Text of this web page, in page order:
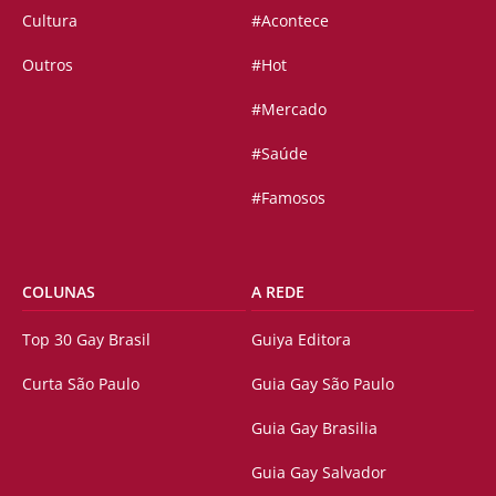
Cultura
Outros
#Acontece
#Hot
#Mercado
#Saúde
#Famosos
COLUNAS
Top 30 Gay Brasil
Curta São Paulo
A REDE
Guiya Editora
Guia Gay São Paulo
Guia Gay Brasilia
Guia Gay Salvador